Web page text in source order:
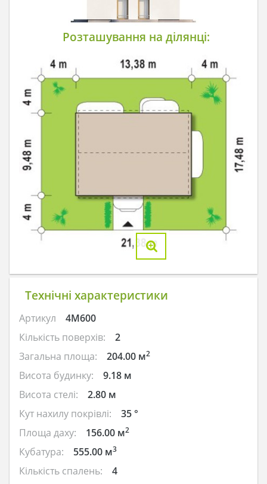
Розташування на ділянці:
Технічні характеристики
Артикул
4M600
Кількість поверхів:
2
Загальна площа:
204.00 м2
Висота будинку:
9.18 м
Висота стелі:
2.80 м
Кут нахилу покрівлі:
35 °
Площа даху:
156.00 м2
Кубатура: 555.00 м3
Кількість спалень:
4